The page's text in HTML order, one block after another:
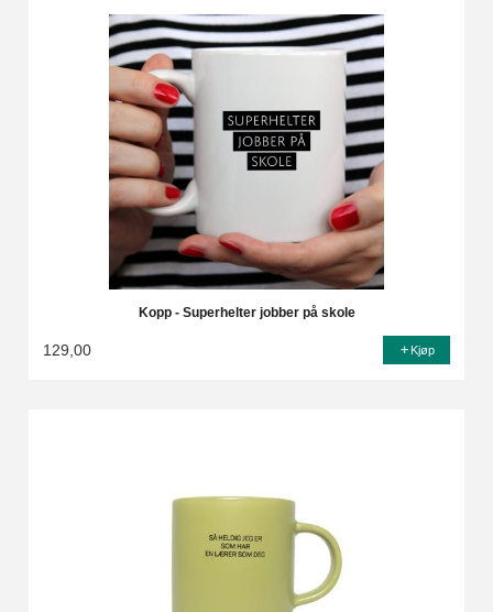
Kopp - Superhelter jobber på skole
129,00 Kjøp